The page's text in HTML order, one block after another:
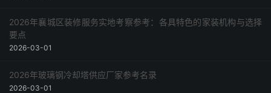
2026年襄城区装修服务实地考察参考：各具特色的家装机构与选择
要点
2026-03-01
2026年玻璃钢冷却塔供应厂家参考名录
2026-03-01